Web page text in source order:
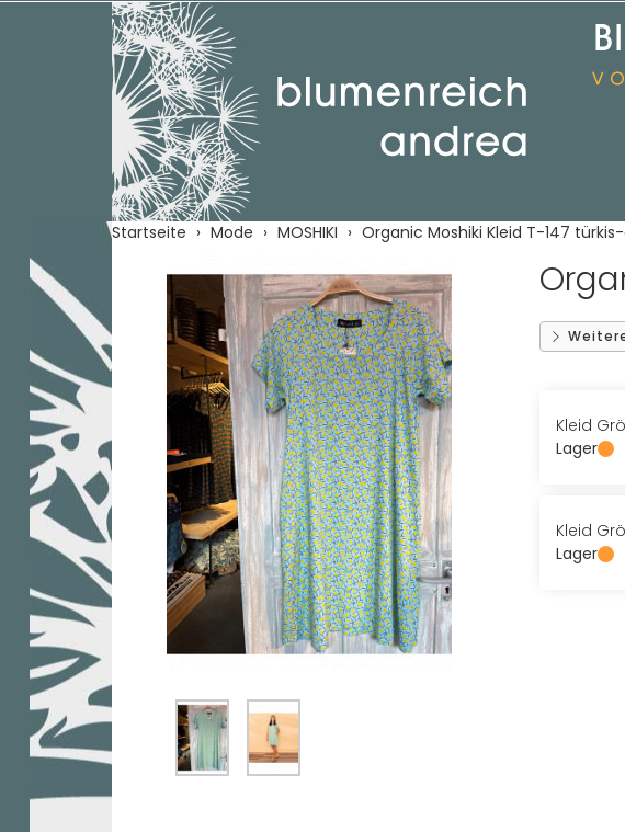
Startseite Mode MOSHIKI Organic Moshiki Kleid T-147
Kleid
Lager
Kleid
Lager